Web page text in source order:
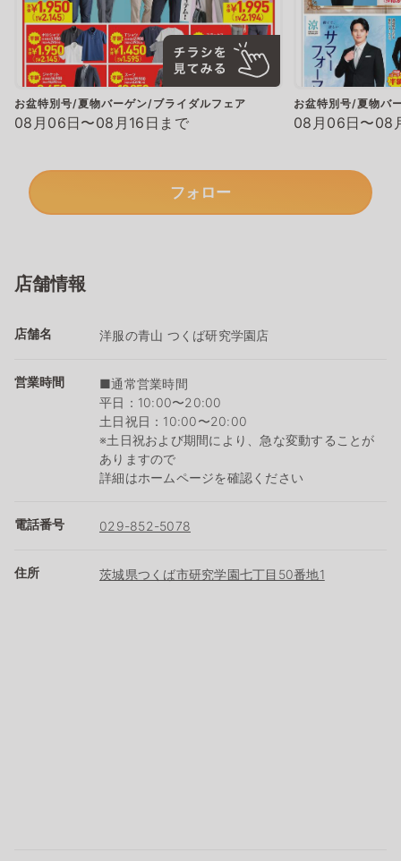
お盆特別号/夏物バーゲン/ブライダルフェア
08月06日〜08月16日まで
お盆特別号/夏物バ
08月06日〜08
フォロー
店舗情報
店舗名 洋服の青山 つくば研究学園店
営業時間
■通常営業時間
平日：10:00〜20:00
土日祝日：10:00〜20:00
※土日祝および期間により、急な変動することが
ありますので
詳細はホームページを確認ください
電話番号 029-852-5078
住所 茨城県つくば市研究学園七丁目50番地1